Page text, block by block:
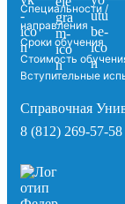
Специальности /
направления
Сроки обучения
Стоимость
Вступительные
Справочная
8 (812) 269-57-58